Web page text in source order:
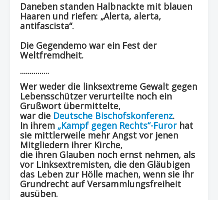
Daneben standen Halbnackte mit blauen
Haaren und riefen: „Alerta, alerta,
antifascista“.
Die Gegendemo war ein Fest der
Weltfremdheit.
...............
Wer weder die linksextreme Gewalt gegen
Lebensschützer verurteilte noch ein
Grußwort übermittelte,
war die Deutsche Bischofskonferenz.
In ihrem „Kampf gegen Rechts“-Furorhat
sie mittlerweile mehr Angst vor jenen
Mitgliedern ihrer Kirche,
die ihren Glauben noch ernst nehmen, als
vor Linksextremisten, die den Gläubigen
das Leben zur Hölle machen, wenn sie ihr
Grundrecht auf Versammlungsfreiheit
ausüben.